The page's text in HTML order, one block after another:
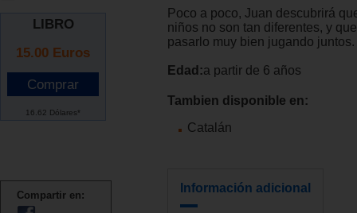
LIBRO
15.00 Euros
16.62 Dólares*
Compartir en:
Poco a poco, Juan descubrirá
niños no son tan diferentes, y
pasarlo muy bien jugando juntos.
Edad:a partir de 6 años
Tambien disponible en:
Catalán
Información adicional